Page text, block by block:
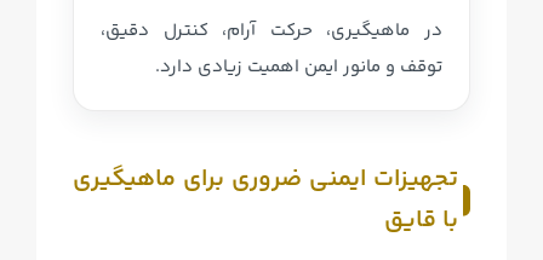
در ماهیگیری، حرکت آرام، کنترل دقیق،
توقف و مانور ایمن اهمیت زیادی دارد.
تجهیزات ایمنی ضروری برای ماهیگیری
با قایق